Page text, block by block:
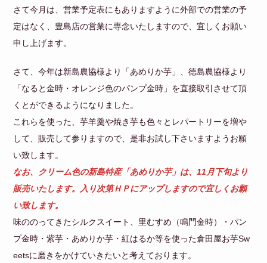
さて今月は、営業予定表にもありますように外部での営業の予
定はなく、豊島店の営業に専念いたしますので、宜しくお願い
申し上げます。
さて、今年は新島農協様より「あめりか芋」、徳島農協様より
「なると金時・オレンジ色のパンプ金時」を直接取引させて頂
くとができるようになりました。
これらを使った、芋羊羹や焼き芋も色々とレパートリーを増や
して、販売して参りますので、是非お試し下さいますようお願
い致します。
なお、クリーム色の新島特産「あめりか芋」は、11月下旬より
販売いたします。入り次第ＨＰにアップしますので宜しくお願
い致します。
味ののってきたシルクスイート、里むすめ（鳴門金時）・パン
プ金時・紫芋・あめりか芋・紅はるか等を使った倉田屋お芋Sw
eetsに磨きをかけていきたいと考えております。